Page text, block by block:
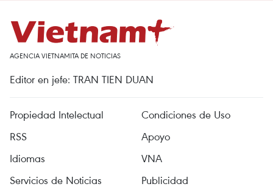
AGENCIA VIETNAMITA DE NOTICIAS
Editor en jefe: TRAN TIEN DUAN
Propiedad Intelectual
Condiciones de Uso
RSS
Apoyo
Idiomas
VNA
Servicios de Noticias
Publicidad